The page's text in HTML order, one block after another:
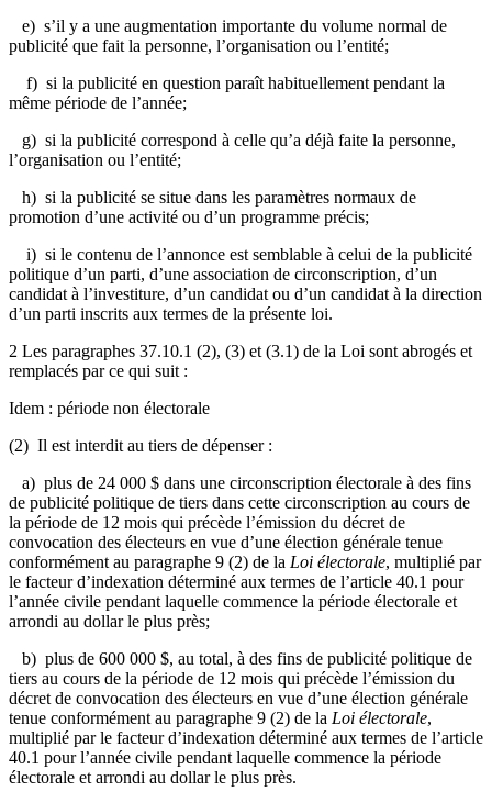
e) s’il y a une augmentation importante du volume normal de
publicité que fait la personne, l’organisation ou l’entité;
f) si la publicité en question paraît habituellement pendant la
même période de l’année;
g) si la publicité correspond à celle qu’a déjà faite la personne,
l’organisation ou l’entité;
h) si la publicité se situe dans les paramètres normaux de
promotion d’une activité ou d’un programme précis;
i) si le contenu de l’annonce est semblable à celui de la publicité
politique d’un parti, d’une association de circonscription, d’un
candidat à l’investiture, d’un candidat ou d’un candidat à la direction
d’un parti inscrits aux termes de la présente loi.
2 Les paragraphes 37.10.1 (2), (3) et (3.1) de la Loi sont abrogés et
remplacés par ce qui suit :
Idem : période non électorale
(2) Il est interdit au tiers de dépenser :
a) plus de 24 000 $ dans une circonscription électorale à des fins
de publicité politique de tiers dans cette circonscription au cours de
la période de 12 mois qui précède l’émission du décret de
convocation des électeurs en vue d’une élection générale tenue
conformément au paragraphe 9 (2) de la Loi électorale, multiplié par
le facteur d’indexation déterminé aux termes de l’article 40.1 pour
l’année civile pendant laquelle commence la période électorale et
arrondi au dollar le plus près;
b) plus de 600 000 $, au total, à des fins de publicité politique de
tiers au cours de la période de 12 mois qui précède l’émission du
décret de convocation des électeurs en vue d’une élection générale
tenue conformément au paragraphe 9 (2) de la Loi électorale,
multiplié par le facteur d’indexation déterminé aux termes de l’article
40.1 pour l’année civile pendant laquelle commence la période
électorale et arrondi au dollar le plus près.